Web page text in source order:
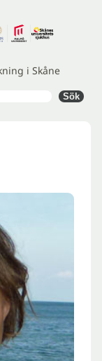
i Skåne
Sök